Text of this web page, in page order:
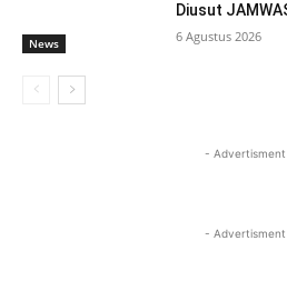
News
Diusut
6 Agustus 2026
-
-